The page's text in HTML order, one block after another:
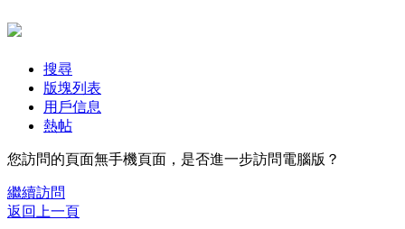
搜尋
版塊列表
用戶信息
熱帖
您訪問的頁面無手機頁面，是否進一步訪問電腦版？
繼續訪問
返回上一頁